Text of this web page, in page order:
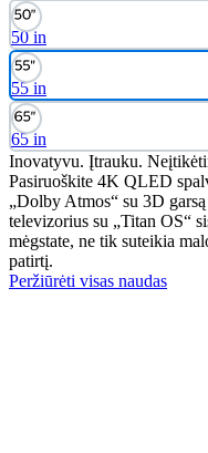
50 in
55 in
65 in
Inovatyvu. Įtrauku.
Pasiruoškite 4K QLED
„Dolby Atmos“ su 3D
televizorius su „Titan OS“
mėgstate, ne tik suteikia
patirtį.
Peržiūrėti visas naudas